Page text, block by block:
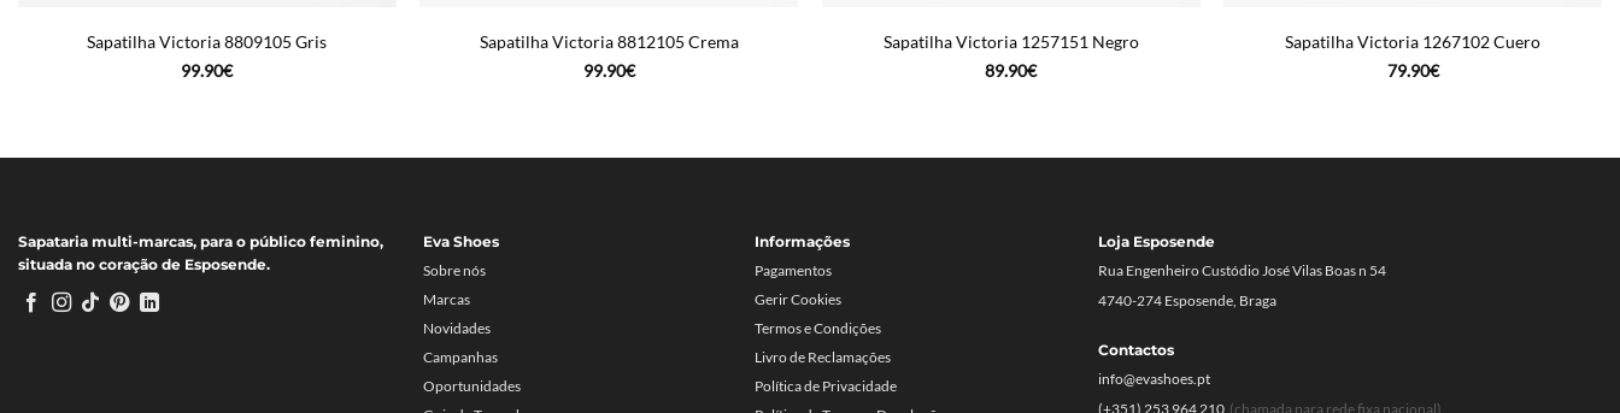
Sapatilha Victoria 8809105 Gris
99.90€
Sapatilha Victoria 8812105 Crema
99.90€
Sapatilha Victoria 1257151 Negro
89.90€
Sapatilha Victoria 1267102 Cuero
79.90€
Sapataria multi-marcas, para o público feminino,
situada no coração de Esposende.
Eva Shoes
Sobre nós
Marcas
Novidades
Campanhas
Oportunidades
Informações
Pagamentos
Gerir Cookies
Termos e Condições
Livro de Reclamações
Política de Privacidade
Loja Esposende
Rua Engenheiro Custódio José Vilas Boas n 54
4740-274 Esposende, Braga
Contactos
info@evashoes.pt
(+351) 253 964 210 (chamada para rede fixa nacional)